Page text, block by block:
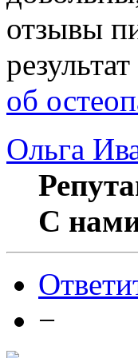
отзывы
об
Ольга
С
−